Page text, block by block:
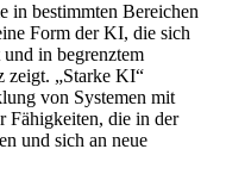
in bestimmten Bereichen
Form der KI, die sich
in begrenztem
zeigt. „Starke KI“
von Systemen mit
Fähigkeiten, die in der
und sich an neue